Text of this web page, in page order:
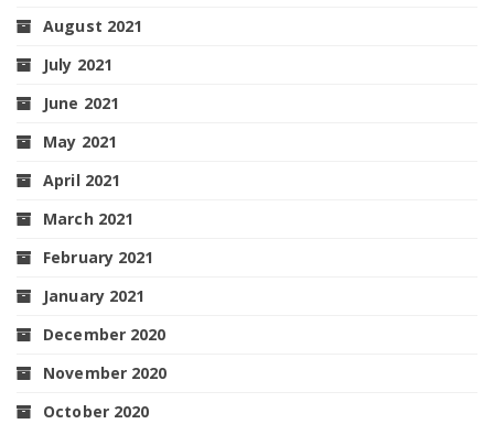
August 2021
July 2021
June 2021
May 2021
April 2021
March 2021
February 2021
January 2021
December 2020
November 2020
October 2020